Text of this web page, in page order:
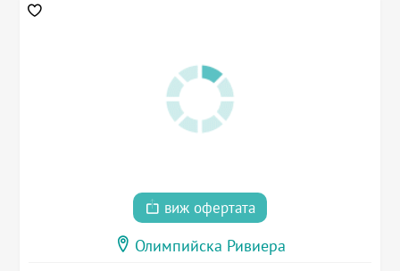
виж офертата
Олимпийска Ривиера